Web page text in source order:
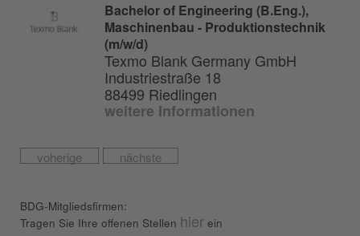
Bachelor of Engineering (B.Eng.),
Maschinenbau - Produktionstechnik
(m/w/d)
Texmo Blank Germany GmbH
Industriestraße 18
88499 Riedlingen
weitere Informationen
voherige nächste
BDG-Mitgliedsfirmen:
Tragen Sie Ihre offenen Stellen hier ein